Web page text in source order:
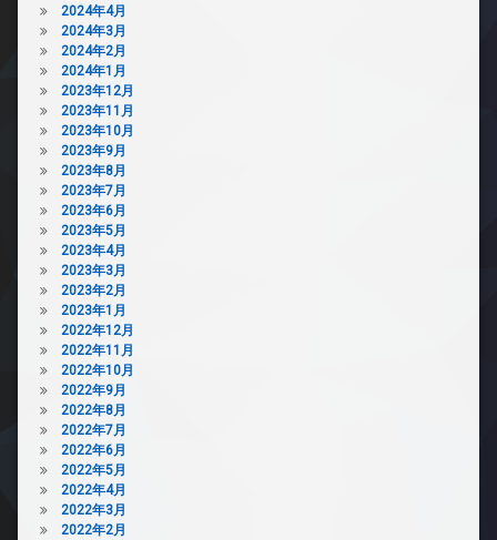
2024年4月
2024年3月
2024年2月
2024年1月
2023年12月
2023年11月
2023年10月
2023年9月
2023年8月
2023年7月
2023年6月
2023年5月
2023年4月
2023年3月
2023年2月
2023年1月
2022年12月
2022年11月
2022年10月
2022年9月
2022年8月
2022年7月
2022年6月
2022年5月
2022年4月
2022年3月
2022年2月